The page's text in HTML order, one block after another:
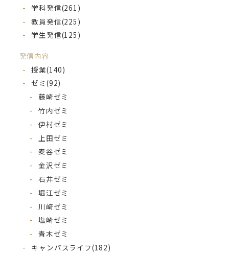
学科発信(261)
教員発信(225)
学生発信(125)
発信内容
授業(140)
ゼミ(92)
藤崎ゼミ
竹内ゼミ
伊村ゼミ
上田ゼミ
麦谷ゼミ
金沢ゼミ
石井ゼミ
堀江ゼミ
川﨑ゼミ
塩崎ゼミ
青木ゼミ
キャンパスライフ(182)